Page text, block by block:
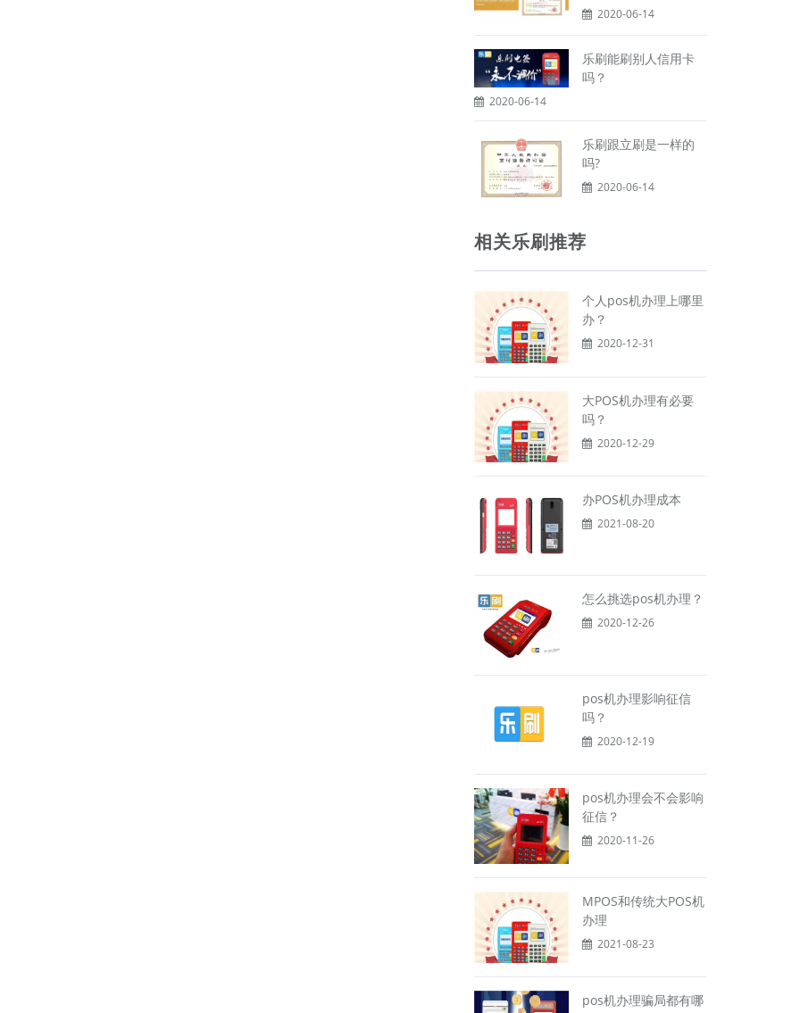
2020-06-14
乐刷能刷别人信用卡
吗？
2020-06-14
乐刷跟立刷是一样的
吗?
2020-06-14
相关乐刷推荐
个人pos机办理上哪里
办？
2020-12-31
大POS机办理有必要
吗？
2020-12-29
办POS机办理成本
2021-08-20
怎么挑选pos机办理？
2020-12-26
pos机办理影响征信
吗？
2020-12-19
pos机办理会不会影响
征信？
2020-11-26
MPOS和传统大POS机
办理
2021-08-23
pos机办理骗局都有哪